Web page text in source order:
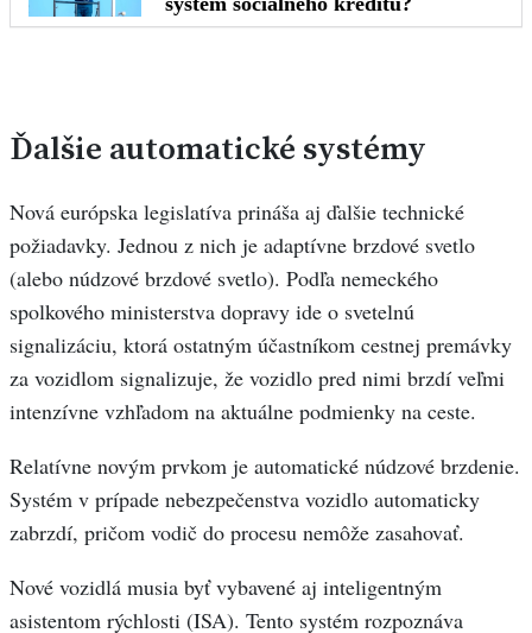
Ďalšie automatické systémy
Nová európska legislatíva prináša aj ďalšie technické
požiadavky. Jednou z nich je adaptívne brzdové svetlo
(alebo núdzové brzdové svetlo). Podľa nemeckého
spolkového ministerstva dopravy ide o svetelnú
signalizáciu, ktorá ostatným účastníkom cestnej premávky
za vozidlom signalizuje, že vozidlo pred nimi brzdí veľmi
intenzívne vzhľadom na aktuálne podmienky na ceste.
Relatívne novým prvkom je automatické núdzové brzdenie.
Systém v prípade nebezpečenstva vozidlo automaticky
zabrzdí, pričom vodič do procesu nemôže zasahovať.
Nové vozidlá musia byť vybavené aj inteligentným
asistentom rýchlosti (ISA). Tento systém rozpoznáva